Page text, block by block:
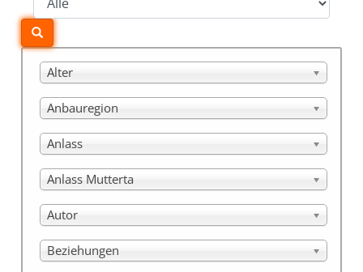
Alter
Anbauregion
Anlass
Anlass Mutterta
Autor
Beziehungen